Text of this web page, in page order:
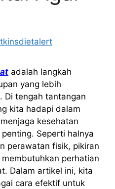
adalah langkah
yang lebih
Di tengah tantangan
kita hadapi dalam
kesehatan
Seperti halnya
perawatan fisik, pikiran
perhatian
Dalam artikel ini, kita
cara efektif untuk